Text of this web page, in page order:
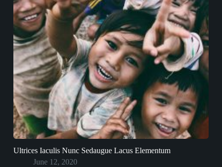
Ultrices Iaculis Nunc Sedaugue Lacus Elementum
June 12, 2020